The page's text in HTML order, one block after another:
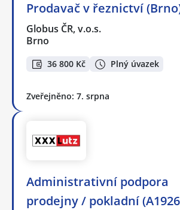
Prodavač v řeznictví
Globus ČR, v.o.s.
Brno
36 800 Kč Plný úvazek
Zveřejněno: 7. srpna
Administrativní podpora
prodejny / pokladní